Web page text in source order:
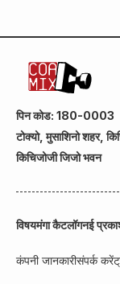
पिन कोड: 180-0003
टोक्यो, मुसाशिनो शहर,
किचिजोजी जिजो भवन
विषयमंगा कैटलॉगनई
कंपनी जानकारीसंपर्क करें